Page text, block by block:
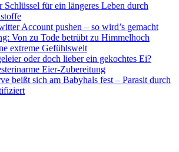
Schlüssel für ein längeres Leben durch
Account pushen – so wird’s gemacht
Von zu Tode betrübt zu Himmelhoch
extreme Gefühlswelt
oder doch lieber ein gekochtes Ei?
Eier-Zubereitung
beißt sich am Babyhals fest – Parasit durch